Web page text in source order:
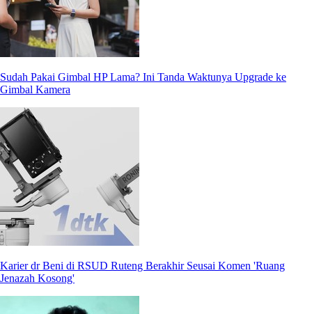
Sudah Pakai Gimbal HP Lama? Ini Tanda Waktunya Upgrade ke
Gimbal Kamera
Karier dr Beni di RSUD Ruteng Berakhir Seusai Komen 'Ruang
Jenazah Kosong'